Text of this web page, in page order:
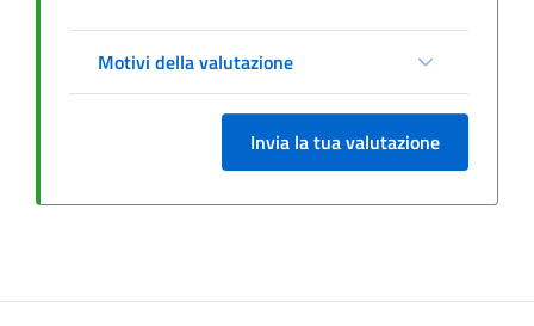
Motivi della valutazione
Invia la tua valutazione